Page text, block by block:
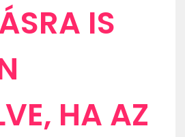
IS
HA AZ